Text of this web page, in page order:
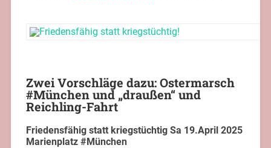
Zwei Vorschläge dazu: Ostermarsch
#München und „draußen“ und
Reichling-Fahrt
Friedensfähig statt kriegstüchtig Sa 19.April 2025
Marienplatz #München